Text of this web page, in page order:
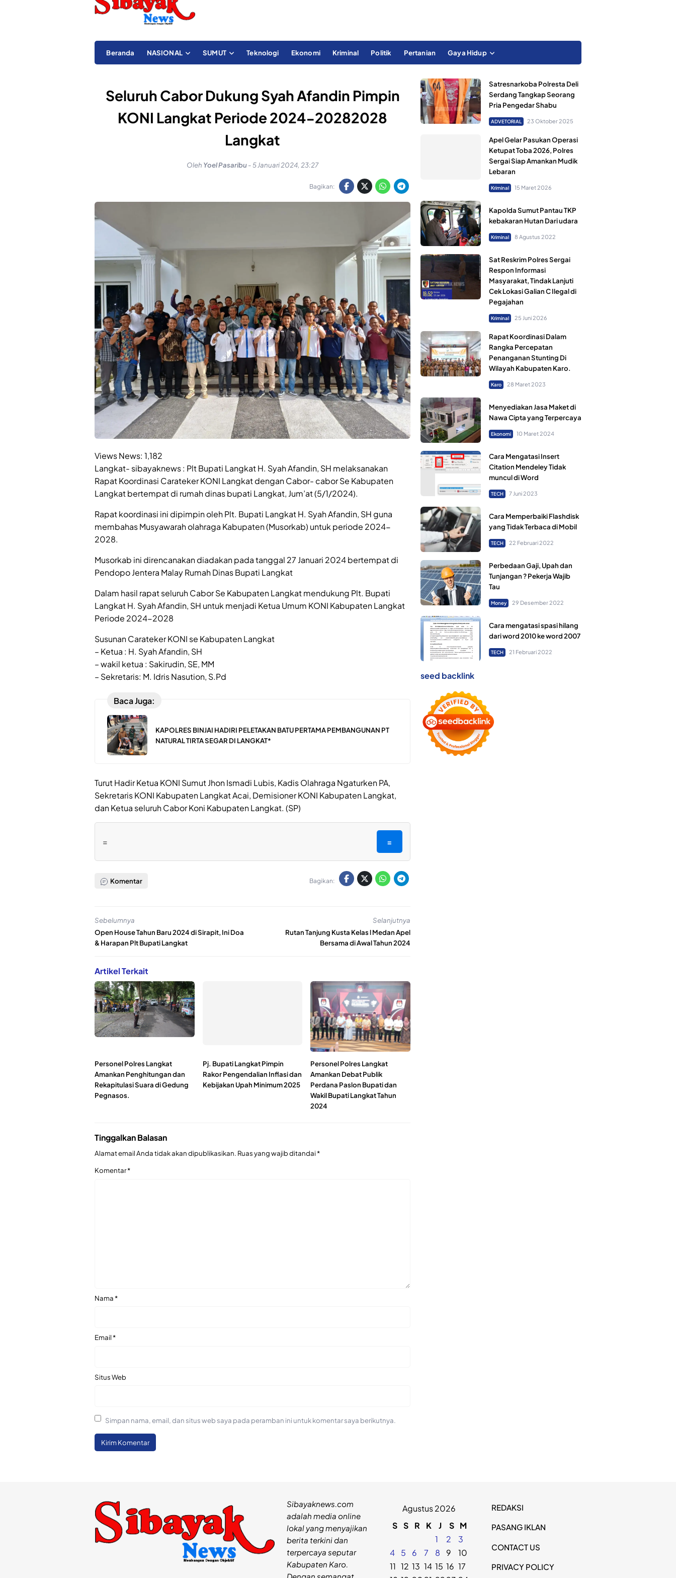
Beranda NASIONAL SUMUT Teknologi Ekonomi Kriminal Politik Pertanian Gaya Hidup
Seluruh Cabor Dukung Syah Afandin Pimpin
KONI Langkat Periode 2024-20282028
Langkat
Oleh Yoel Pasaribu-5 Januari 2024, 23:27
Bagikan:
Views News: 1,182
Langkat- sibayaknews : Plt Bupati Langkat H. Syah Afandin, SH melaksanakan
Rapat Koordinasi Carateker KONI Langkat dengan Cabor- cabor Se Kabupaten
Langkat bertempat di rumah dinas bupati Langkat, Jum’at (5/1/2024).
Rapat koordinasi ini dipimpin oleh Plt. Bupati Langkat H. Syah Afandin, SH guna
membahas Musyawarah olahraga Kabupaten (Musorkab) untuk periode 2024-
2028.
Musorkab ini direncanakan diadakan pada tanggal 27 Januari 2024 bertempat di
Pendopo Jentera Malay Rumah Dinas Bupati Langkat
Dalam hasil rapat seluruh Cabor Se Kabupaten Langkat mendukung Plt. Bupati
Langkat H. Syah Afandin, SH untuk menjadi Ketua Umum KONI Kabupaten Langkat
Periode 2024-2028
Susunan Carateker KONI se Kabupaten Langkat
– Ketua : H. Syah Afandin, SH
– wakil ketua : Sakirudin, SE, MM
– Sekretaris: M. Idris Nasution, S.Pd
Baca Juga:
KAPOLRES BINJAI HADIRI PELETAKAN BATU PERTAMA PEMBANGUNAN PT
NATURAL TIRTA SEGAR DI LANGKAT*
Turut Hadir Ketua KONI Sumut Jhon Ismadi Lubis, Kadis Olahraga Ngaturken PA,
Sekretaris KONI Kabupaten Langkat Acai, Demisioner KONI Kabupaten Langkat,
dan Ketua seluruh Cabor Koni Kabupaten Langkat. (SP)
= =
Komentar Bagikan:
Sebelumnya
Open House Tahun Baru 2024 di Sirapit, Ini Doa
& Harapan Plt Bupati Langkat
Selanjutnya
Rutan Tanjung Kusta Kelas l Medan Apel
Bersama di Awal Tahun 2024
Artikel Terkait
Personel Polres Langkat
Amankan Penghitungan dan
Rekapitulasi Suara di Gedung
Pegnasos.
Pj. Bupati Langkat Pimpin
Rakor Pengendalian Inflasi dan
Kebijakan Upah Minimum 2025
Personel Polres Langkat
Amankan Debat Publik
Perdana Paslon Bupati dan
Wakil Bupati Langkat Tahun
2024
Tinggalkan Balasan
Alamat email Anda tidak akan dipublikasikan. Ruas yang wajib ditandai*
Komentar*
Nama*
Email*
Situs Web
Simpan nama, email, dan situs web saya pada peramban ini untuk komentar saya berikutnya.
Satresnarkoba Polresta Deli
Serdang Tangkap Seorang
Pria Pengedar Shabu
ADVETORIAL 23 Oktober 2025
Apel Gelar Pasukan Operasi
Ketupat Toba 2026, Polres
Sergai Siap Amankan Mudik
Lebaran
Kriminal 15 Maret 2026
Kapolda Sumut Pantau TKP
kebakaran Hutan Dari udara
Kriminal 8 Agustus 2022
Sat Reskrim Polres Sergai
Respon Informasi
Masyarakat, Tindak Lanjuti
Cek Lokasi Galian C Ilegal di
Pegajahan
Kriminal 25 Juni 2026
Rapat Koordinasi Dalam
Rangka Percepatan
Penanganan Stunting Di
Wilayah Kabupaten Karo.
Karo 28 Maret 2023
Menyediakan Jasa Maket di
Nawa Cipta yang Terpercaya
Ekonomi 10 Maret 2024
Cara Mengatasi Insert
Citation Mendeley Tidak
muncul di Word
TECH 7 Juni 2023
Cara Memperbaiki Flashdisk
yang Tidak Terbaca di Mobil
TECH 22 Februari 2022
Perbedaan Gaji, Upah dan
Tunjangan ? Pekerja Wajib
Tau
Money 29 Desember 2022
Cara mengatasi spasi hilang
dari word 2010 ke word 2007
TECH 21 Februari 2022
seed backlink
Sibayaknews.com
adalah media online
lokal yang menyajikan
berita terkini dan
terpercaya seputar
Kabupaten Karo.
Dengan semangat
Agustus 2026
S S R K J S M
1
2
3
4
5 6 7 8 9
10
11 12 13 14 15 16 17
REDAKSI
PASANG IKLAN
CONTACT US
PRIVACY POLICY